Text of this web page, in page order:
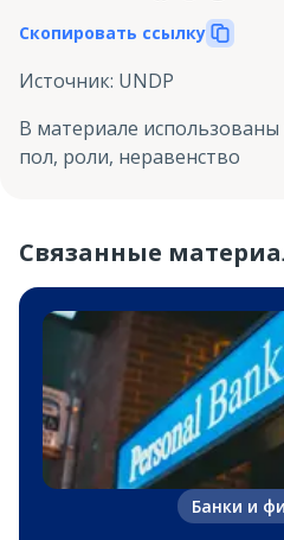
Скопировать ссылку
Источник: UNDP
В материале
пол, роли, неравенство
Связанные
Банки и